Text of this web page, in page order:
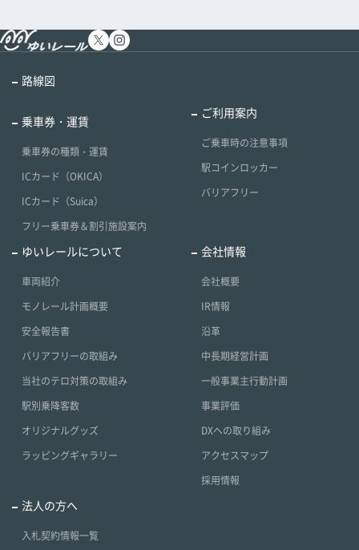
路線図
乗車券・運賃
乗車券の種類・運賃
ICカード（OKICA）
ICカード（Suica）
フリー乗車券＆割引施設案内
ご利用案内
ご乗車時の注意事項
駅コインロッカー
バリアフリー
ゆいレールについて
車両紹介
モノレール計画概要
安全報告書
バリアフリーの取組み
当社のテロ対策の取組み
駅別乗降客数
オリジナルグッズ
ラッピングギャラリー
会社情報
会社概要
IR情報
沿革
中長期経営計画
一般事業主行動計画
事業評価
DXへの取り組み
アクセスマップ
採用情報
法人の方へ
入札契約情報一覧